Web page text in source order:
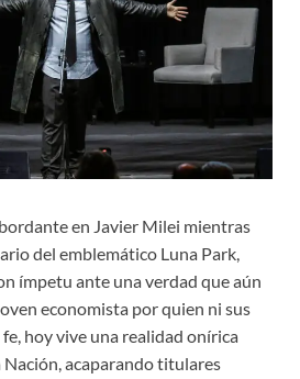
en Javier Milei mientras
del emblemático Luna Park,
ímpetu ante una verdad que aún
economista por quien ni sus
hoy vive una realidad onírica
acaparando titulares